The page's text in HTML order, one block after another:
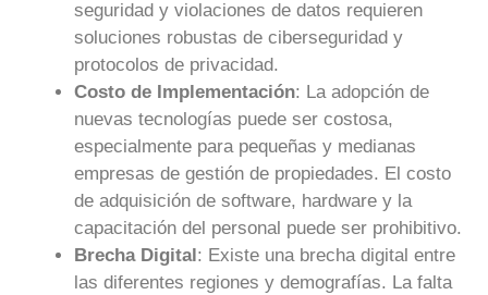
seguridad y violaciones de datos requieren
soluciones robustas de ciberseguridad y
protocolos de privacidad.
Costo de Implementación: La adopción de
nuevas tecnologías puede ser costosa,
especialmente para pequeñas y medianas
empresas de gestión de propiedades. El costo
de adquisición de software, hardware y la
capacitación del personal puede ser prohibitivo.
Brecha Digital: Existe una brecha digital entre
las diferentes regiones y demografías. La falta